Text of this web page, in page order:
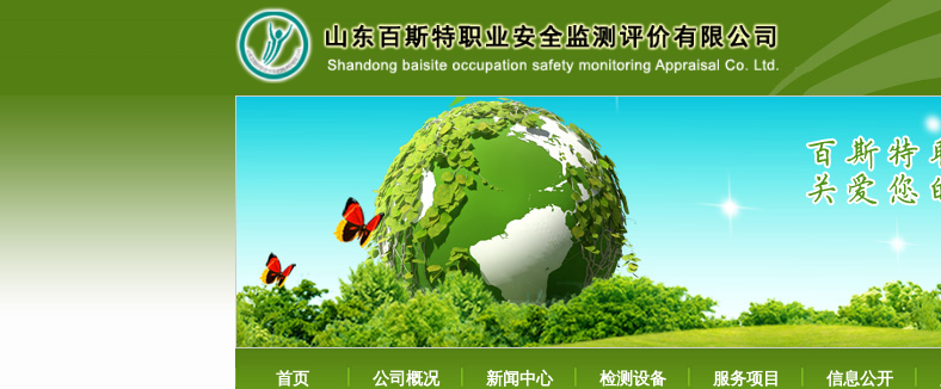
首页 公司概况 新闻中心 检测设备 服务项目 信息公开